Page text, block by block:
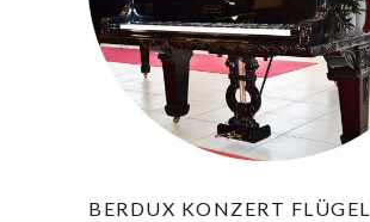
BERDUX KONZERT FLÜGEL